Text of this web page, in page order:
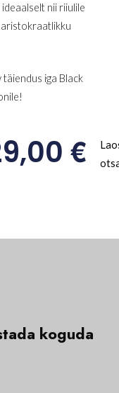
nii riiulile
aristokraatlikku
iga Black
€
tada koguda